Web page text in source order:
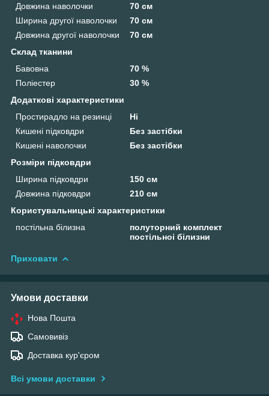
Довжина наволочки
70 см
Ширина другої наволочки
70 см
Довжина другої наволочки
70 см
Склад тканини
Бавовна
70 %
Поліестер
30 %
Додаткові характеристики
Простирадло на резинці
Ні
Кишені підковдри
Без застібки
Кишені наволочки
Без застібки
Розміри підковдри
Ширина підковдри
150 см
Довжина підковдри
210 см
Користувальницькі характеристики
постільна білизна
полуторний комплект
постільноі білизни
Приховати
Умови доставки
Нова Пошта
Самовивіз
Доставка кур'єром
Всі умови доставки